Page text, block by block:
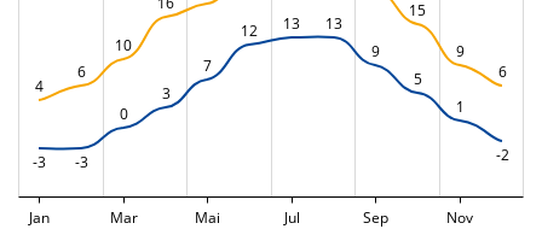
4
6
10
15
9
6
-3 -3
0
3
7
12 13
13
9
5
1
-2
Jan Mar Mai Jul Sep Nov